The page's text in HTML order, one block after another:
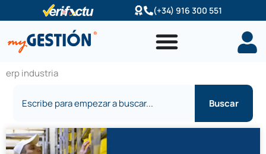
al
contenido
(+34) 916 300 551
erp industria
Buscar